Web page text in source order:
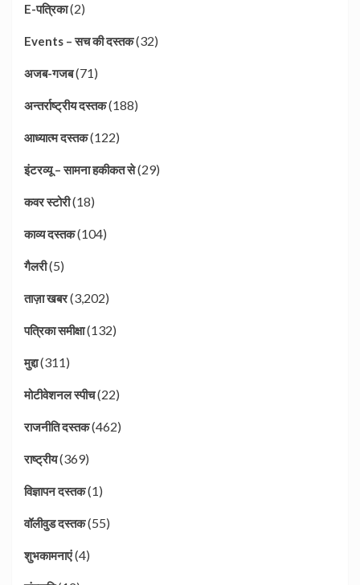
E-पत्रिका(2)
Events – सच की दस्तक(32)
अजब-गजब(71)
अन्तर्राष्ट्रीय दस्तक(188)
आध्यात्म दस्तक(122)
इंटरव्यू – सामना हकीकत से(29)
कवर स्टोरी(18)
काव्य दस्तक(104)
गैलरी(5)
ताज़ा खबर(3,202)
पत्रिका समीक्षा(132)
मुद्दा(311)
मोटीवेशनल स्पीच(22)
राजनीति दस्तक(462)
राष्ट्रीय(369)
विज्ञापन दस्तक(1)
वॉलीवुड दस्तक(55)
शुभकामनाएं(4)